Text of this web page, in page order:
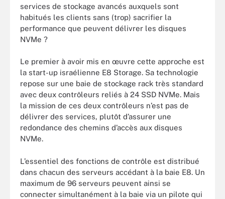
services de stockage avancés auxquels sont
habitués les clients sans (trop) sacrifier la
performance que peuvent délivrer les disques
NVMe ?
Le premier à avoir mis en œuvre cette approche est
la start-up israélienne E8 Storage. Sa technologie
repose sur une baie de stockage rack très standard
avec deux contrôleurs reliés à 24 SSD NVMe. Mais
la mission de ces deux contrôleurs n’est pas de
délivrer des services, plutôt d’assurer une
redondance des chemins d’accès aux disques
NVMe.
L’essentiel des fonctions de contrôle est distribué
dans chacun des serveurs accédant à la baie E8. Un
maximum de 96 serveurs peuvent ainsi se
connecter simultanément à la baie via un pilote qui